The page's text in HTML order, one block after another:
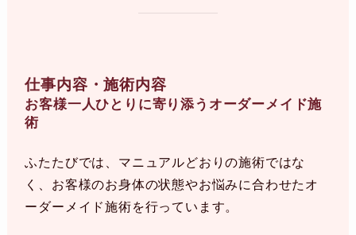
仕事内容・施術内容
お客様一人ひとりに寄り添うオーダーメイド施
術
ふたたびでは、マニュアルどおりの施術ではな
く、お客様のお身体の状態やお悩みに合わせたオ
ーダーメイド施術を行っています。